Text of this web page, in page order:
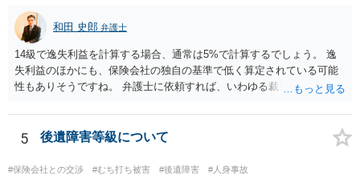
和田 史郎 弁護士
14級で逸失利益を計算する場合、通常は5%で計算するでしょう。 逸
失利益のほかにも、保険会社の独自の基準で低く算定されている可能
性もありそうですね。 弁護士に依頼すれば、いわゆる裁判基準程度の
5 後遺障害等級について
#保険会社との交渉 #むち打ち被害 #後遺障害 #人身事故